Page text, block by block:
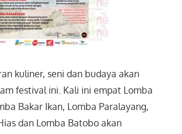
kuliner, seni dan budaya akan
festival ini. Kali ini empat Lomba
Bakar Ikan, Lomba Paralayang,
dan Lomba Batobo akan